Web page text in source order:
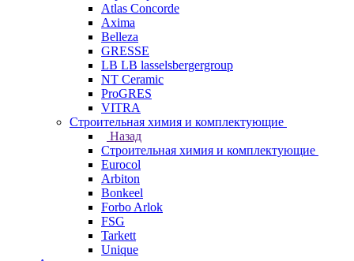
Atlas Concorde
Axima
Belleza
GRESSE
LB LB lasselsbergergroup
NT Ceramic
ProGRES
VITRA
Строительная химия и комплектующие
Назад
Строительная химия и комплектующие
Eurocol
Arbiton
Bonkeel
Forbo Arlok
FSG
Tarkett
Unique